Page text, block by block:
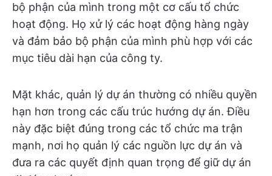
bộ phận của mình trong một cơ cấu tổ chức
hoạt động. Họ xử lý các hoạt động hàng ngày
và đảm bảo bộ phận của mình phù hợp với các
mục tiêu dài hạn của công ty.
Mặt khác, quản lý dự án thường có nhiều quyền
hạn hơn trong các cấu trúc hướng dự án. Điều
này đặc biệt đúng trong các tổ chức ma trận
mạnh, nơi họ quản lý các nguồn lực dự án và
đưa ra các quyết định quan trọng để giữ dự án